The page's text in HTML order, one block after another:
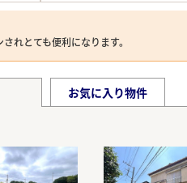
れとても便利になります。
お気に入り物件